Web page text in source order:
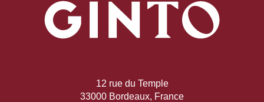
12 rue du Temple
33000 Bordeaux, France